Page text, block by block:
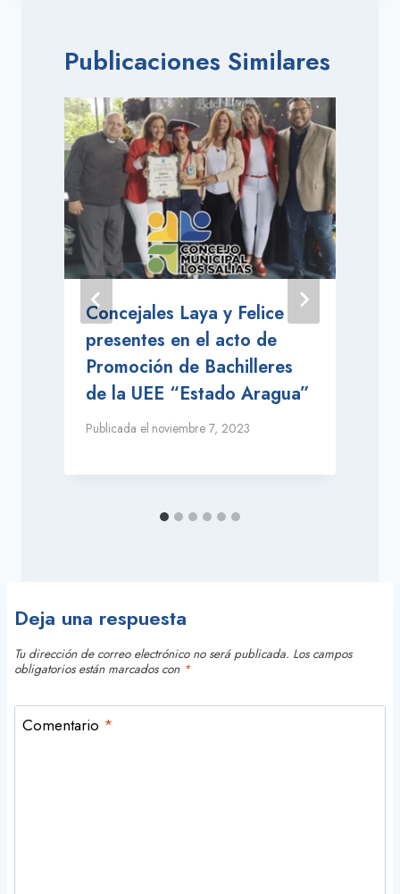
Publicaciones Similares
Concejales Laya y Felice
presentes en el acto de
Promoción de Bachilleres
de la UEE “Estado Aragua”
Publicada el noviembre 7, 2023
Deja una respuesta
Tu dirección de correo electrónico no será publicada. Los campos
obligatorios están marcados con *
Comentario *